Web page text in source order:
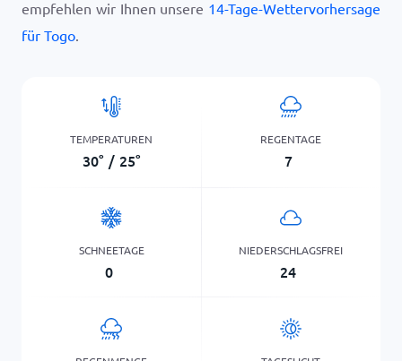
empfehlen wir Ihnen unsere 14-Tage-Wettervorhersage
für Togo.
TEMPERATUREN
30° / 25°
REGENTAGE
7
SCHNEETAGE
0
NIEDERSCHLAGSFREI
24